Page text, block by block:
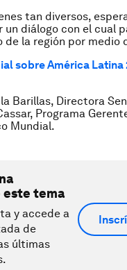
tan diversos,
un diálogo con el cual
la región por medio
sobre América Latina
Barillas, Directora
Programa
Mundial.
este tema
y accede a
de
últimas